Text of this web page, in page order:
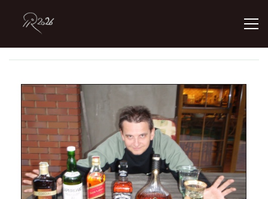
GALERIE
KONTAKT